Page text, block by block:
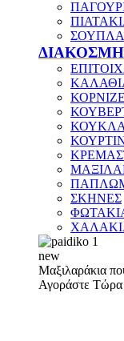
ΣΟΥΠΛΑ
ΣΚΗΝΕΣ
new
Μαξιλαράκια
Αγοράστε Τώρα